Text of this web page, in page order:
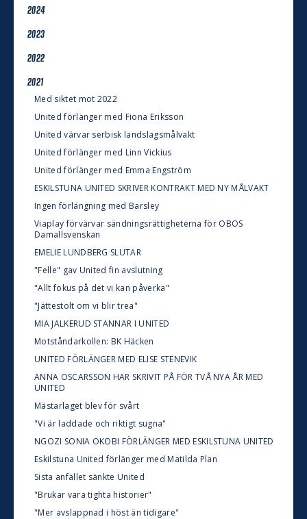
2024
2023
2022
2021
Med siktet mot 2022
United förlänger med Fiona Eriksson
United värvar serbisk landslagsmålvakt
United förlänger med Linn Vickius
United förlänger med Emma Engström
ESKILSTUNA UNITED SKRIVER KONTRAKT MED NY MÅLVAKT
Ingen förlängning med Barsley
Viaplay förvärvar sändningsrättigheterna för OBOS
Damallsvenskan
EMELIE LUNDBERG SLUTAR
"Felle" gav United fin avslutning
"Allt fokus på det vi kan påverka"
"Jättestolt om vi blir trea"
MIA JALKERUD STANNAR I UNITED
Motståndarkollen: BK Häcken
UNITED FÖRLÄNGER MED ELISE STENEVIK
ANNA OSCARSSON HAR SKRIVIT PÅ FÖR TVÅ NYA ÅR MED
UNITED
Mästarlaget blev för svårt
"Vi är laddade och riktigt sugna"
NGOZI SONIA OKOBI FÖRLÄNGER MED ESKILSTUNA UNITED
Eskilstuna United förlänger med Matilda Plan
Sista anfallet sänkte United
"Brukar vara tighta historier"
"Mer avslappnad i höst än tidigare"